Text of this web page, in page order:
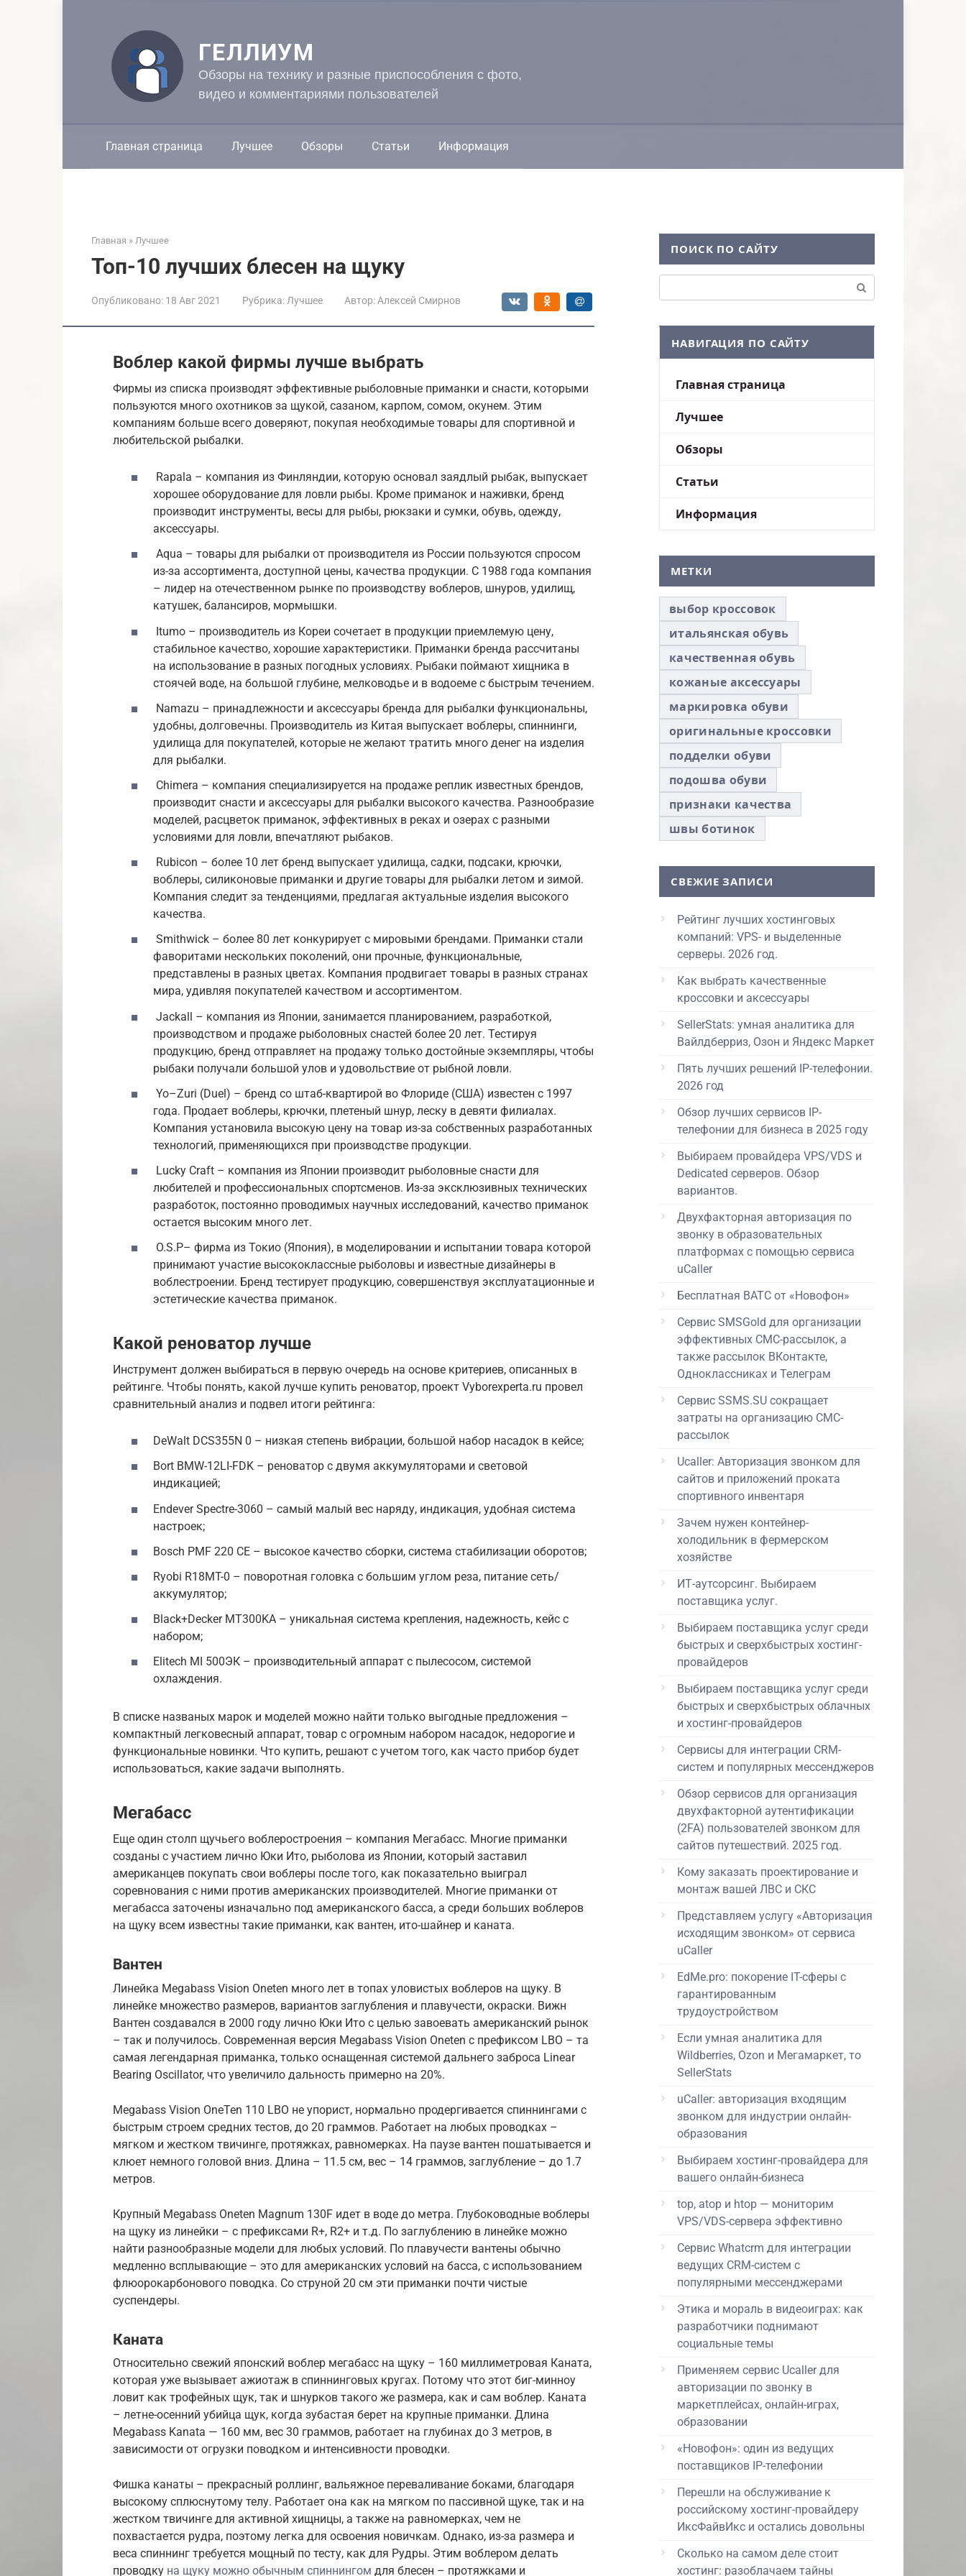
ГЕЛЛИУМ
Обзоры на технику и разные приспособления с фото,
видео и комментариями пользователей
Главная страница Лучшее Обзоры Статьи Информация
Главная » Лучшее
Топ-10 лучших блесен на щуку
Опубликовано: 18 Авг 2021 Рубрика: Лучшее Автор: Алексей Смирнов
Воблер какой фирмы лучше выбрать
Фирмы из списка производят эффективные рыболовные приманки и снасти, которыми
пользуются много охотников за щукой, сазаном, карпом, сомом, окунем. Этим
компаниям больше всего доверяют, покупая необходимые товары для спортивной и
любительской рыбалки.
Rapala – компания из Финляндии, которую основал заядлый рыбак, выпускает
хорошее оборудование для ловли рыбы. Кроме приманок и наживки, бренд
производит инструменты, весы для рыбы, рюкзаки и сумки, обувь, одежду,
аксессуары.
Aqua – товары для рыбалки от производителя из России пользуются спросом
из-за ассортимента, доступной цены, качества продукции. С 1988 года компания
– лидер на отечественном рынке по производству воблеров, шнуров, удилищ,
катушек, балансиров, мормышки.
Itumo – производитель из Кореи сочетает в продукции приемлемую цену,
стабильное качество, хорошие характеристики. Приманки бренда рассчитаны
на использование в разных погодных условиях. Рыбаки поймают хищника в
стоячей воде, на большой глубине, мелководье и в водоеме с быстрым течением.
Namazu – принадлежности и аксессуары бренда для рыбалки функциональны,
удобны, долговечны. Производитель из Китая выпускает воблеры, спиннинги,
удилища для покупателей, которые не желают тратить много денег на изделия
для рыбалки.
Chimera – компания специализируется на продаже реплик известных брендов,
производит снасти и аксессуары для рыбалки высокого качества. Разнообразие
моделей, расцветок приманок, эффективных в реках и озерах с разными
условиями для ловли, впечатляют рыбаков.
Rubicon – более 10 лет бренд выпускает удилища, садки, подсаки, крючки,
воблеры, силиконовые приманки и другие товары для рыбалки летом и зимой.
Компания следит за тенденциями, предлагая актуальные изделия высокого
качества.
Smithwick – более 80 лет конкурирует с мировыми брендами. Приманки стали
фаворитами нескольких поколений, они прочные, функциональные,
представлены в разных цветах. Компания продвигает товары в разных странах
мира, удивляя покупателей качеством и ассортиментом.
Jackall – компания из Японии, занимается планированием, разработкой,
производством и продаже рыболовных снастей более 20 лет. Тестируя
продукцию, бренд отправляет на продажу только достойные экземпляры, чтобы
рыбаки получали большой улов и удовольствие от рыбной ловли.
Yo–Zuri (Duel) – бренд со штаб-квартирой во Флориде (США) известен с 1997
года. Продает воблеры, крючки, плетеный шнур, леску в девяти филиалах.
Компания установила высокую цену на товар из-за собственных разработанных
технологий, применяющихся при производстве продукции.
Lucky Craft – компания из Японии производит рыболовные снасти для
любителей и профессиональных спортсменов. Из-за эксклюзивных технических
разработок, постоянно проводимых научных исследований, качество приманок
остается высоким много лет.
O.S.P– фирма из Токио (Япония), в моделировании и испытании товара которой
принимают участие высококлассные рыболовы и известные дизайнеры в
воблестроении. Бренд тестирует продукцию, совершенствуя эксплуатационные и
эстетические качества приманок.
Какой реноватор лучше
Инструмент должен выбираться в первую очередь на основе критериев, описанных в
рейтинге. Чтобы понять, какой лучше купить реноватор, проект Vyborexperta.ru провел
сравнительный анализ и подвел итоги рейтинга:
DeWalt DCS355N 0 – низкая степень вибрации, большой набор насадок в кейсе;
Bort BMW-12LI-FDK – реноватор с двумя аккумуляторами и световой
индикацией;
Endever Spectre-3060 – самый малый вес наряду, индикация, удобная система
настроек;
Bosch PMF 220 CE – высокое качество сборки, система стабилизации оборотов;
Ryobi R18MT-0 – поворотная головка с большим углом реза, питание сеть/
аккумулятор;
Black+Decker MT300KA – уникальная система крепления, надежность, кейс с
набором;
Elitech MI 500ЭК – производительный аппарат с пылесосом, системой
охлаждения.
В списке названых марок и моделей можно найти только выгодные предложения –
компактный легковесный аппарат, товар с огромным набором насадок, недорогие и
функциональные новинки. Что купить, решают с учетом того, как часто прибор будет
использоваться, какие задачи выполнять.
Мегабасс
Еще один столп щучьего воблеростроения – компания Мегабасс. Многие приманки
созданы с участием лично Юки Ито, рыболова из Японии, который заставил
американцев покупать свои воблеры после того, как показательно выиграл
соревнования с ними против американских производителей. Многие приманки от
мегабасса заточены изначально под американского басса, а среди больших воблеров
на щуку всем известны такие приманки, как вантен, ито-шайнер и каната.
Вантен
Линейка Megabass Vision Oneten много лет в топах уловистых воблеров на щуку. В
линейке множество размеров, вариантов заглубления и плавучести, окраски. Вижн
Вантен создавался в 2000 году лично Юки Ито c целью завоевать американский рынок
– так и получилось. Современная версия Megabass Vision Oneten с префиксом LBO – та
самая легендарная приманка, только оснащенная системой дальнего заброса Linear
Bearing Oscillator, что увеличило дальность примерно на 20%.
Megabass Vision OneTen 110 LBO не упорист, нормально продергивается спиннингами с
быстрым строем средних тестов, до 20 граммов. Работает на любых проводках –
мягком и жестком твичинге, протяжках, равномерках. На паузе вантен пошатывается и
клюет немного головой вниз. Длина – 11.5 см, вес – 14 граммов, заглубление – до 1.7
метров.
Крупный Megabass Oneten Magnum 130F идет в воде до метра. Глубоководные воблеры
на щуку из линейки – с префиксами R+, R2+ и т.д. По заглублению в линейке можно
найти разнообразные модели для любых условий. По плавучести вантены обычно
медленно всплывающие – это для американских условий на басса, с использованием
флюорокарбонового поводка. Со струной 20 см эти приманки почти чистые
суспендеры.
Каната
Относительно свежий японский воблер мегабасс на щуку – 160 миллиметровая Каната,
которая уже вызывает ажиотаж в спиннинговых кругах. Потому что этот биг-минноу
ловит как трофейных щук, так и шнурков такого же размера, как и сам воблер. Каната
– летне-осенний убийца щук, когда зубастая берет на крупные приманки. Длина
Megabass Kanata — 160 мм, вес 30 граммов, работает на глубинах до 3 метров, в
зависимости от огрузки поводком и интенсивности проводки.
Фишка канаты – прекрасный роллинг, вальяжное переваливание боками, благодаря
высокому сплюснутому телу. Работает она как на мягком по пассивной щуке, так и на
жестком твичинге для активной хищницы, а также на равномерках, чем не
похвастается рудра, поэтому легка для освоения новичкам. Однако, из-за размера и
веса спиннинг требуется мощный по тесту, как для Рудры. Этим воблером делать
проводку на щуку можно обычным спиннингом для блесен – протяжками и
ПОИСК ПО САЙТУ
НАВИГАЦИЯ ПО САЙТУ
Главная страница
Лучшее
Обзоры
Статьи
Информация
МЕТКИ
выбор кроссовок
итальянская обувь
качественная обувь
кожаные аксессуары
маркировка обуви
оригинальные кроссовки
подделки обуви
подошва обуви
признаки качества
швы ботинок
СВЕЖИЕ ЗАПИСИ
Рейтинг лучших хостинговых
компаний: VPS- и выделенные
серверы. 2026 год.
Как выбрать качественные
кроссовки и аксессуары
SellerStats: умная аналитика для
Вайлдберриз, Озон и Яндекс Маркет
Пять лучших решений IP-телефонии.
2026 год
Обзор лучших сервисов IP-
телефонии для бизнеса в 2025 году
Выбираем провайдера VPS/VDS и
Dedicated серверов. Обзор
вариантов.
Двухфакторная авторизация по
звонку в образовательных
платформах с помощью сервиса
uCaller
Бесплатная ВАТС от «Новофон»
Сервис SMSGold для организации
эффективных СМС-рассылок, а
также рассылок ВКонтакте,
Одноклассниках и Телеграм
Сервис SSMS.SU сокращает
затраты на организацию СМС-
рассылок
Ucaller: Авторизация звонком для
сайтов и приложений проката
спортивного инвентаря
Зачем нужен контейнер-
холодильник в фермерском
хозяйстве
ИТ-аутсорсинг. Выбираем
поставщика услуг.
Выбираем поставщика услуг среди
быстрых и сверхбыстрых хостинг-
провайдеров
Выбираем поставщика услуг среди
быстрых и сверхбыстрых облачных
и хостинг-провайдеров
Сервисы для интеграции CRM-
систем и популярных мессенджеров
Обзор сервисов для организация
двухфакторной аутентификации
(2FA) пользователей звонком для
сайтов путешествий. 2025 год.
Кому заказать проектирование и
монтаж вашей ЛВС и СКС
Представляем услугу «Авторизация
исходящим звонком» от сервиса
uCaller
EdMe.pro: покорение IT-сферы с
гарантированным
трудоустройством
Если умная аналитика для
Wildberries, Ozon и Мегамаркет, то
SellerStats
uCaller: авторизация входящим
звонком для индустрии онлайн-
образования
Выбираем хостинг-провайдера для
вашего онлайн-бизнеса
top, atop и htop — мониторим
VPS/VDS-сервера эффективно
Сервис Whatcrm для интеграции
ведущих CRM-систем с
популярными мессенджерами
Этика и мораль в видеоиграх: как
разработчики поднимают
социальные темы
Применяем сервис Ucaller для
авторизации по звонку в
маркетплейсах, онлайн-играх,
образовании
«Новофон»: один из ведущих
поставщиков IP-телефонии
Перешли на обслуживание к
российскому хостинг-провайдеру
ИксФайвИкс и остались довольны
Сколько на самом деле стоит
хостинг: разоблачаем тайны